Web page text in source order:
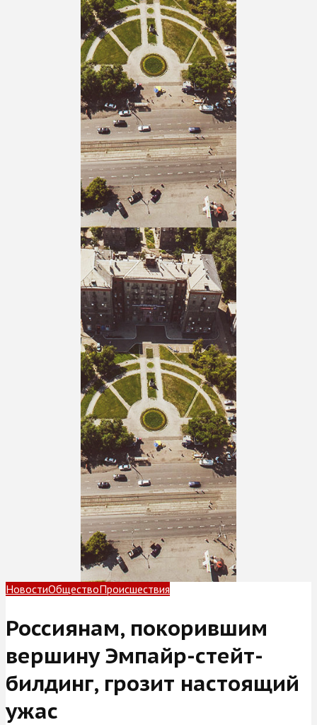
НовостиОбществоПроисшествия
Россиянам, покорившим
вершину Эмпайр-стейт-
билдинг, грозит настоящий
ужас